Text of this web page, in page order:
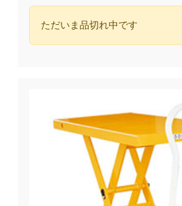
ただいま品切れ中です